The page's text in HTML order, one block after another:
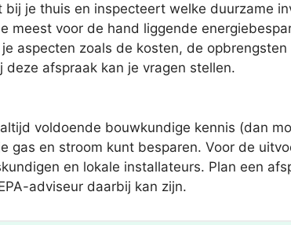
je thuis en inspecteert welke duurzame
meest voor de hand liggende
aspecten zoals de kosten, de
afspraak kan je vragen stellen.
voldoende bouwkundige kennis (dan
gas en stroom kunt besparen. Voor de
en lokale installateurs. Plan een
adviseur daarbij kan zijn.